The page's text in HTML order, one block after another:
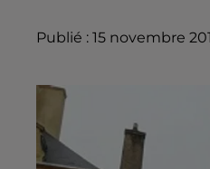
Publié : 15 novembre